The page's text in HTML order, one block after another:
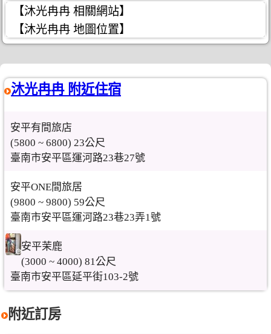
【沐光冉冉 相關網站】
【沐光冉冉 地圖位置】
沐光冉冉 附近住宿
安平有間旅店
(5800 ~ 6800) 23公尺
臺南市安平區運河路23巷27號
安平ONE間旅居
(9800 ~ 9800) 59公尺
臺南市安平區運河路23巷23弄1號
安平茉鹿
(3000 ~ 4000) 81公尺
臺南市安平區延平街103-2號
附近訂房